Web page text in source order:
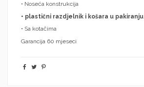
• Noseća konstrukcija
• plastični razdjelnik i košara u pakiranju
• Sa kotačima
Garancija 60 mjeseci